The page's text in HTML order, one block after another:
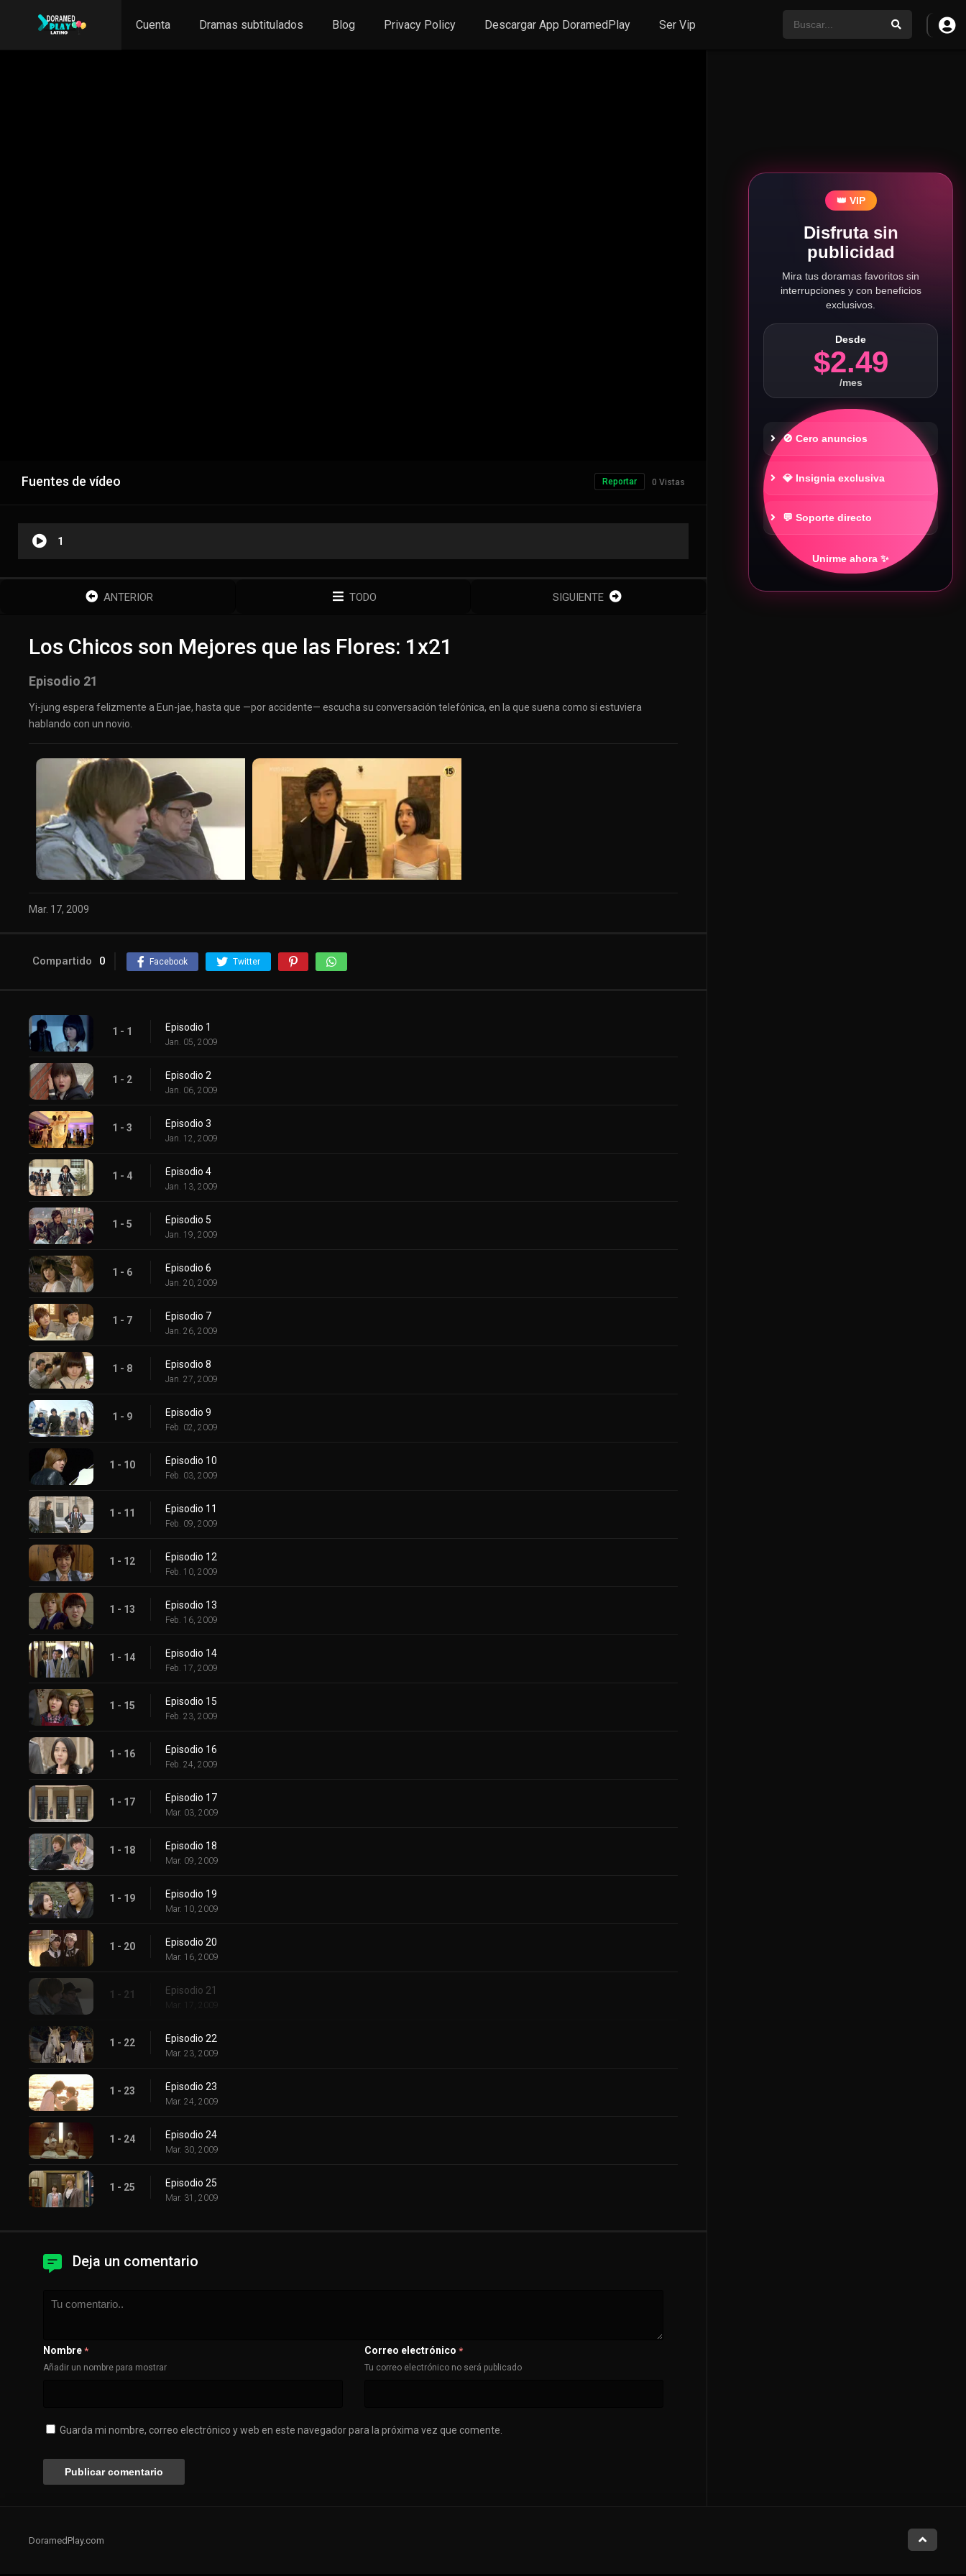
Cuenta Dramas subtitulados Blog Privacy Policy Descargar App DoramedPlay Ser Vip
Fuentes de vídeo 0 Vistas
Reportar
1
ANTERIOR TODO SIGUIENTE
Los Chicos son Mejores que las Flores: 1x21
Episodio 21
Yi-jung espera felizmente a Eun-jae, hasta que —por accidente— escucha su conversación telefónica, en la que suena como si estuviera
hablando con un novio.
Mar. 17, 2009
Compartido 0 Facebook Twitter
1 - 1 Episodio 1
Jan. 05, 2009
1 - 2 Episodio 2
Jan. 06, 2009
1 - 3 Episodio 3
Jan. 12, 2009
1 - 4 Episodio 4
Jan. 13, 2009
1 - 5 Episodio 5
Jan. 19, 2009
1 - 6 Episodio 6
Jan. 20, 2009
1 - 7 Episodio 7
Jan. 26, 2009
1 - 8 Episodio 8
Jan. 27, 2009
1 - 9 Episodio 9
Feb. 02, 2009
1 - 10 Episodio 10
Feb. 03, 2009
1 - 11 Episodio 11
Feb. 09, 2009
1 - 12 Episodio 12
Feb. 10, 2009
1 - 13 Episodio 13
Feb. 16, 2009
1 - 14 Episodio 14
Feb. 17, 2009
1 - 15 Episodio 15
Feb. 23, 2009
1 - 16 Episodio 16
Feb. 24, 2009
1 - 17 Episodio 17
Mar. 03, 2009
1 - 18 Episodio 18
Mar. 09, 2009
1 - 19 Episodio 19
Mar. 10, 2009
1 - 20 Episodio 20
Mar. 16, 2009
1 - 21 Episodio 21
Mar. 17, 2009
1 - 22 Episodio 22
Mar. 23, 2009
1 - 23 Episodio 23
Mar. 24, 2009
1 - 24 Episodio 24
Mar. 30, 2009
1 - 25 Episodio 25
Mar. 31, 2009
Deja un comentario
Nombre *
Añadir un nombre para mostrar
Correo electrónico *
Tu correo electrónico no será publicado
Guarda mi nombre, correo electrónico y web en este navegador para la próxima vez que comente.
👑 VIP
Disfruta sin
publicidad
Mira tus doramas favoritos sin
interrupciones y con beneficios
exclusivos.
Desde
$2.49
/mes
🚫 Cero anuncios
💎 Insignia exclusiva
💬 Soporte directo
Unirme ahora ✨
DoramedPlay.com